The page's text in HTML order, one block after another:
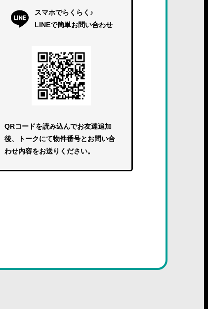
スマホでらくらく♪
LINEで簡単お問い合わせ
QRコードを読み込んでお友達追加
後、トークにて物件番号とお問い合
わせ内容をお送りください。